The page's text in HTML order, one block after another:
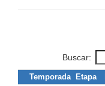
Buscar:
Temporada Etapa